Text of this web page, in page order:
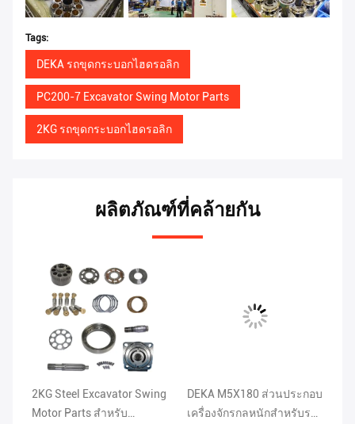
Tags:
DEKA รถขุดกระบอกไฮดรอลิก
PC200-7 Excavator Swing Motor Parts
2KG รถขุดกระบอกไฮดรอลิก
ผลิตภัณฑ์ที่คล้ายกัน
2KG Steel Excavator Swing
Motor Parts สำหรับ
DEKA M5X180 ส่วนประกอบ
เครื่องจักรกลหนักสำหรับรถ